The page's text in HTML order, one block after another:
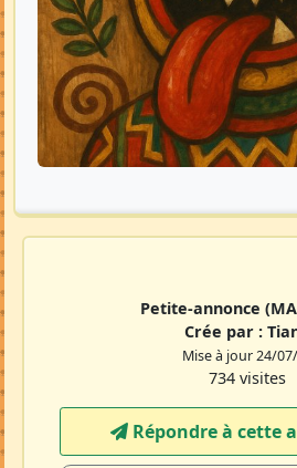
Petite-annonce
Crée par :
Mise à jour 24/
734 visites
Répondre à cette